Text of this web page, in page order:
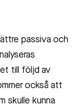
passiva och
till följd av
också att
skulle kunna